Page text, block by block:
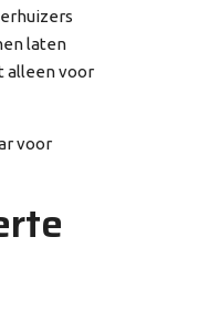
laten
alleen voor
voor